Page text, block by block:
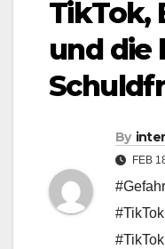
TikTok,
und die
By
FEB
#TikTok